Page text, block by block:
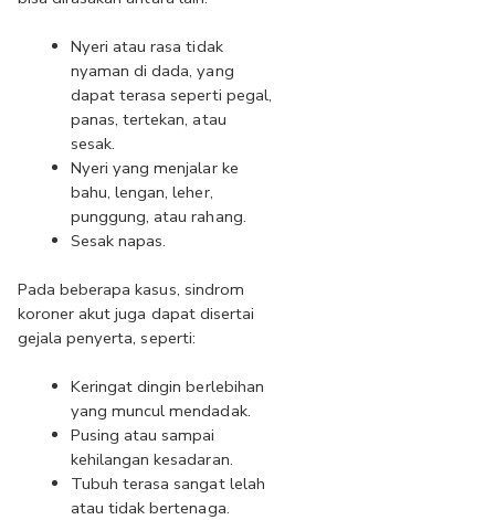
Nyeri atau rasa tidak
nyaman di dada, yang
dapat terasa seperti pegal,
panas, tertekan, atau
sesak.
Nyeri yang menjalar ke
bahu, lengan, leher,
punggung, atau rahang.
Sesak napas.
Pada beberapa kasus, sindrom
koroner akut juga dapat disertai
gejala penyerta, seperti:
Keringat dingin berlebihan
yang muncul mendadak.
Pusing atau sampai
kehilangan kesadaran.
Tubuh terasa sangat lelah
atau tidak bertenaga.